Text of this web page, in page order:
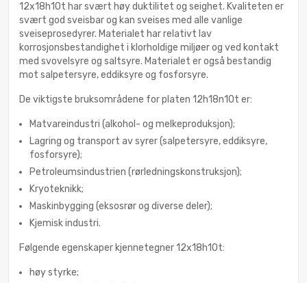
12x18h10t har svært høy duktilitet og seighet. Kvaliteten er
svært god sveisbar og kan sveises med alle vanlige
sveiseprosedyrer. Materialet har relativt lav
korrosjonsbestandighet i klorholdige miljøer og ved kontakt
med svovelsyre og saltsyre. Materialet er også bestandig
mot salpetersyre, eddiksyre og fosforsyre.
De viktigste bruksområdene for platen 12h18n10t er:
Matvareindustri (alkohol- og melkeproduksjon);
Lagring og transport av syrer (salpetersyre, eddiksyre,
fosforsyre);
Petroleumsindustrien (rørledningskonstruksjon);
Kryoteknikk;
Maskinbygging (eksosrør og diverse deler);
Kjemisk industri.
Følgende egenskaper kjennetegner 12x18h10t:
høy styrke;